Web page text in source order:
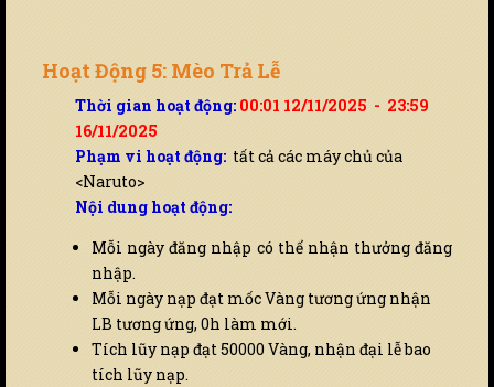
Hoạt Động 5: Mèo Trả Lễ
Thời gian hoạt động: 00:01 12/11/2025 - 23:59
16/11/2025
Phạm vi hoạt động: tất cả các máy chủ của
<Naruto>
Nội dung hoạt động:
Mỗi ngày đăng nhập có thể nhận thưởng đăng
nhập.
Mỗi ngày nạp đạt mốc Vàng tương ứng nhận
LB tương ứng, 0h làm mới.
Tích lũy nạp đạt 50000 Vàng, nhận đại lễ bao
tích lũy nạp.